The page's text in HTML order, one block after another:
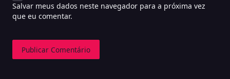
Salvar meus dados neste navegador para a próxima vez
que eu comentar.